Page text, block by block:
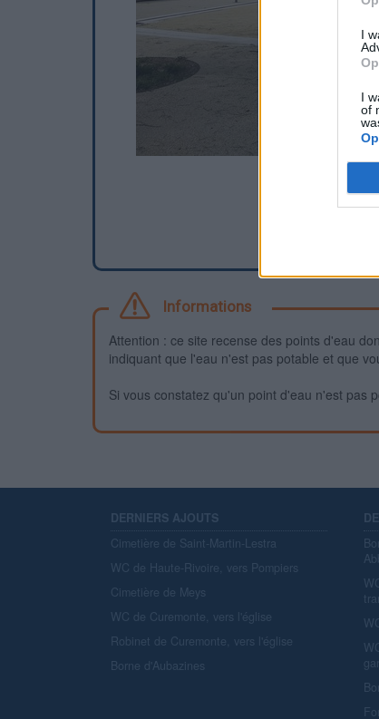
I
I
of
Informations
Attention : ce site recense des points d'eau
indiquant que l'eau n'est pas potable et que
Si vous constatez qu'un point d'eau n'est pas
DERNIERS AJOUTS
Cimetière de Saint-Martin-Lestra
WC de Haute-Rivoire, vers Pompiers
Cimetière de Meys
WC de Curemonte, vers l'église
Robinet de Curemonte, vers l'église
Borne d'Aubazines